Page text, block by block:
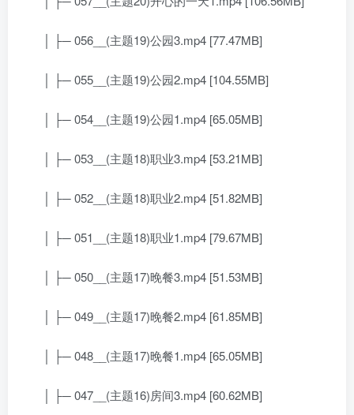
│ ├─ 056__(主题19)公园3.mp4 [77.47MB]
│ ├─ 055__(主题19)公园2.mp4 [104.55MB]
│ ├─ 054__(主题19)公园1.mp4 [65.05MB]
│ ├─ 053__(主题18)职业3.mp4 [53.21MB]
│ ├─ 052__(主题18)职业2.mp4 [51.82MB]
│ ├─ 051__(主题18)职业1.mp4 [79.67MB]
│ ├─ 050__(主题17)晚餐3.mp4 [51.53MB]
│ ├─ 049__(主题17)晚餐2.mp4 [61.85MB]
│ ├─ 048__(主题17)晚餐1.mp4 [65.05MB]
│ ├─ 047__(主题16)房间3.mp4 [60.62MB]